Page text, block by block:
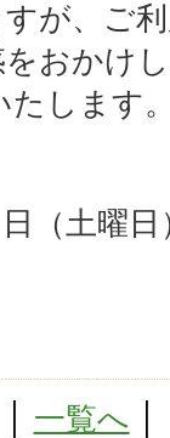
が、ご
おかけ
たします
（土曜日
一覧へ